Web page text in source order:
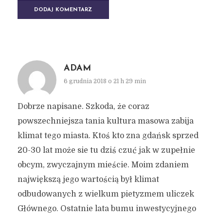
ADAM
6 grudnia 2018 o 21 h 29 min
Dobrze napisane. Szkoda, że coraz
powszechniejsza tania kultura masowa zabija
klimat tego miasta. Ktoś kto zna gdańsk sprzed
20-30 lat może sie tu dziś czuć jak w zupełnie
obcym, zwyczajnym mieście. Moim zdaniem
największą jego wartością był klimat
odbudowanych z wielkum pietyzmem uliczek
Głównego. Ostatnie lata bumu inwestycyjnego